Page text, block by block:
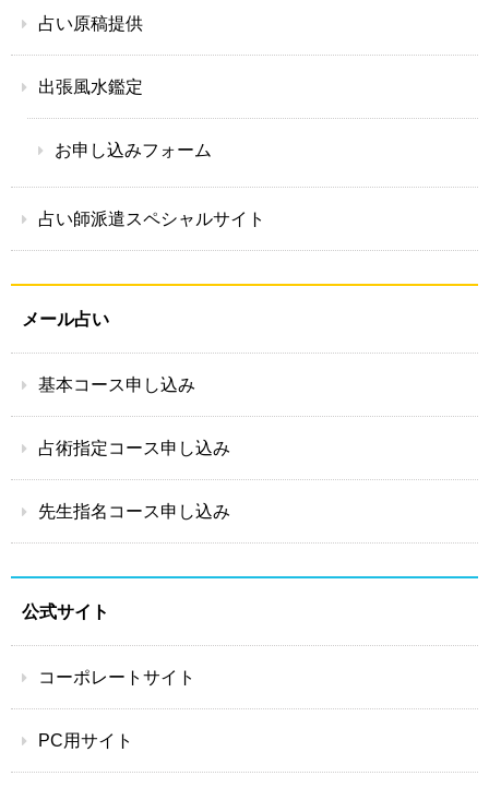
占い原稿提供
出張風水鑑定
お申し込みフォーム
占い師派遣スペシャルサイト
メール占い
基本コース申し込み
占術指定コース申し込み
先生指名コース申し込み
公式サイト
コーポレートサイト
PC用サイト